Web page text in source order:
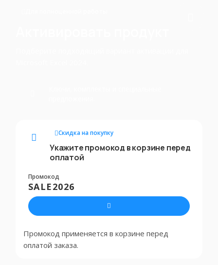
Скидка на покупку
Укажите промокод в корзине перед
оплатой
Промокод
SALE2026
Промокод применяется в корзине перед
оплатой заказа.